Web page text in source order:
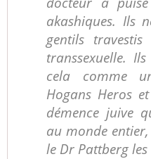
akashiques. Ils
gentils
transsexuelle.
cela comme
Hogans Heros
démence juive
au monde
le Dr Pattberg